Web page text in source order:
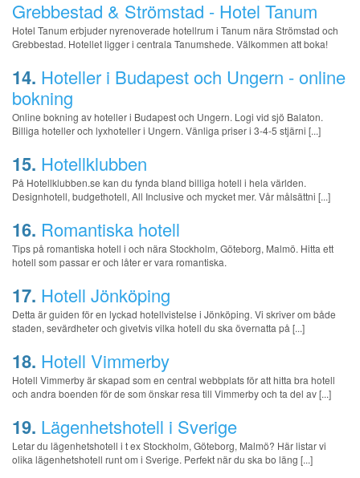
Grebbestad & Strömstad - Hotel Tanum
Hotel Tanum erbjuder nyrenoverade hotellrum i Tanum nära Strömstad och
Grebbestad. Hotellet ligger i centrala Tanumshede. Välkommen att boka!
14. Hoteller i Budapest och Ungern - online
bokning
Online bokning av hoteller i Budapest och Ungern. Logi vid sjö Balaton.
Billiga hoteller och lyxhoteller i Ungern. Vänliga priser i 3-4-5 stjärni [...]
15. Hotellklubben
På Hotellklubben.se kan du fynda bland billiga hotell i hela världen.
Designhotell, budgethotell, All Inclusive och mycket mer. Vår målsättni [...]
16. Romantiska hotell
Tips på romantiska hotell i och nära Stockholm, Göteborg, Malmö. Hitta ett
hotell som passar er och låter er vara romantiska.
17. Hotell Jönköping
Detta är guiden för en lyckad hotellvistelse i Jönköping. Vi skriver om både
staden, sevärdheter och givetvis vilka hotell du ska övernatta på [...]
18. Hotell Vimmerby
Hotell Vimmerby är skapad som en central webbplats för att hitta bra hotell
och andra boenden för de som önskar resa till Vimmerby och ta del av [...]
19. Lägenhetshotell i Sverige
Letar du lägenhetshotell i t ex Stockholm, Göteborg, Malmö? Här listar vi
olika lägenhetshotell runt om i Sverige. Perfekt när du ska bo läng [...]